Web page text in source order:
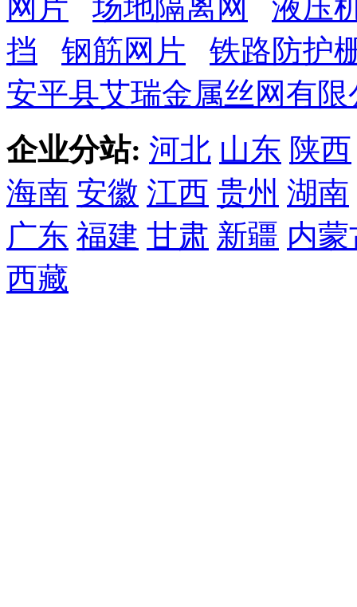
网片 场地隔离网
液压
挡
钢筋网片
铁路防护
安平县艾瑞金属丝网有限
企业分站: 河北 山东 陕西
海南 安徽 江西 贵州 湖南
广东 福建 甘肃 新疆 内蒙
西藏